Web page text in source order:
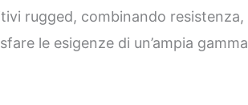
rugged, combinando resistenza,
le esigenze di un’ampia gamma